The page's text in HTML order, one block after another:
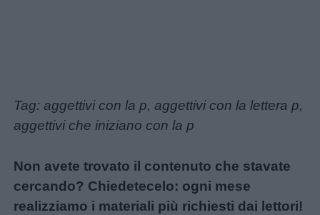
Tag: aggettivi con la p, aggettivi con la lettera p,
aggettivi che iniziano con la p
Non avete trovato il contenuto che stavate
cercando? Chiedetecelo: ogni mese
realizziamo i materiali più richiesti dai lettori!